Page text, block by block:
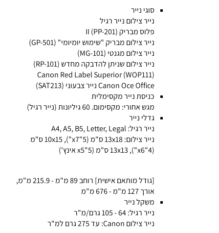
סוגי נייר
נייר צילום נייר רגיל
פלוס מבריק II (PP-201)
נייר צילום מבריק "שימוש יומיומי" (GP-501)
נייר צילום מגנטי (MG-101)
נייר צילום שניתן להדבקה מחדש (RP-101)
Canon Red Label Superior (WOP111)
Canon Oce Office נייר צבעוני (SAT213)
כניסת נייר מקסימלית
מגש אחורי: מקסימום. 60 גיליונות (נייר רגיל)
גדלי נייר
נייר רגיל: A4, A5, B5, Letter, Legal
נייר צילום: 13x18 ס"מ (5"x7"), 10x15 ס"מ
(4"x6"), 13x13 ס"מ (5"x5 אינץ')
[גודל מותאם אישית] רוחב 89 מ"מ - 215.9 מ"מ,
אורך 127 מ"מ - 676 ​​מ"מ
משקל נייר
נייר רגיל: 64 - 105 גרם/מ"ר
נייר צילום Canon: עד 275 גרם למ"ר